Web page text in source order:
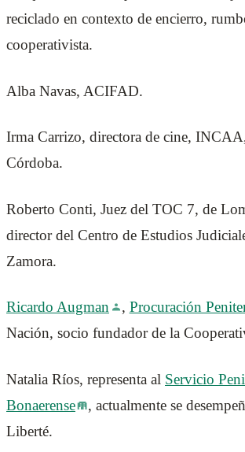
reciclado en contexto de encierro,
cooperativista.
Alba Navas, ACIFAD.
Irma Carrizo, directora de cine,
Córdoba.
Roberto Conti, Juez del TOC 7, de
director del Centro de Estudios
Zamora.
Ricardo Augman , Procuración
Nación, socio fundador de la
Natalia Ríos, representa al Servicio
Bonaerense
, actualmente se
Liberté.